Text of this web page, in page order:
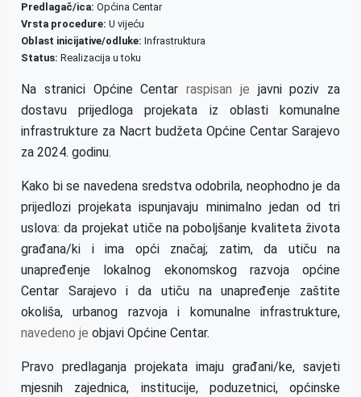
Predlagač/ica: Općina Centar
Vrsta procedure: U vijeću
Oblast inicijative/odluke: Infrastruktura
Status: Realizacija u toku
Na stranici Općine Centar raspisan je javni poziv za
dostavu prijedloga projekata iz oblasti komunalne
infrastrukture za Nacrt budžeta Općine Centar Sarajevo
za 2024. godinu.
Kako bi se navedena sredstva odobrila, neophodno je da
prijedlozi projekata ispunjavaju minimalno jedan od tri
uslova: da projekat utiče na poboljšanje kvaliteta života
građana/ki i ima opći značaj; zatim, da utiču na
unapređenje lokalnog ekonomskog razvoja općine
Centar Sarajevo i da utiču na unapređenje zaštite
okoliša, urbanog razvoja i komunalne infrastrukture,
navedeno je objavi Općine Centar.
Pravo predlaganja projekata imaju građani/ke, savjeti
mjesnih zajednica, institucije, poduzetnici, općinske